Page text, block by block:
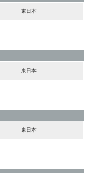
東日本
東日本
東日本